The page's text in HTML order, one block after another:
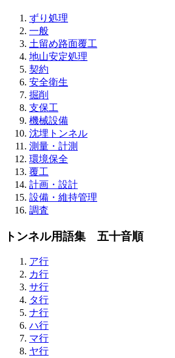
ずり処理
一般
土留め路面覆工
地山安定処理
契約
安全衛生
掘削
支保工
機械設備
沈埋トンネル
測量・計測
環境保全
覆工
計画・設計
設備・維持管理
調査
トンネル用語集 五十音順
ア行
カ行
サ行
タ行
ナ行
ハ行
マ行
ヤ行